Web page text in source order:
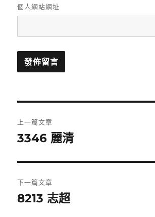
個人網站網址
章
覽
上一篇文章
上
篇
文
章:
3346 麗清
下一篇文章
下
8213 志超